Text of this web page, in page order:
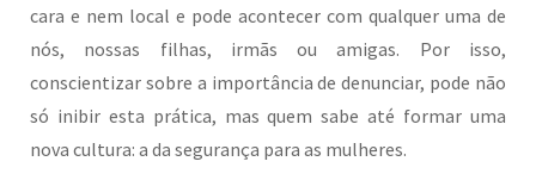
cara e nem local e pode acontecer com qualquer uma de
nós, nossas filhas, irmãs ou amigas. Por isso,
conscientizar sobre a importância de denunciar, pode não
só inibir esta prática, mas quem sabe até formar uma
nova cultura: a da segurança para as mulheres.